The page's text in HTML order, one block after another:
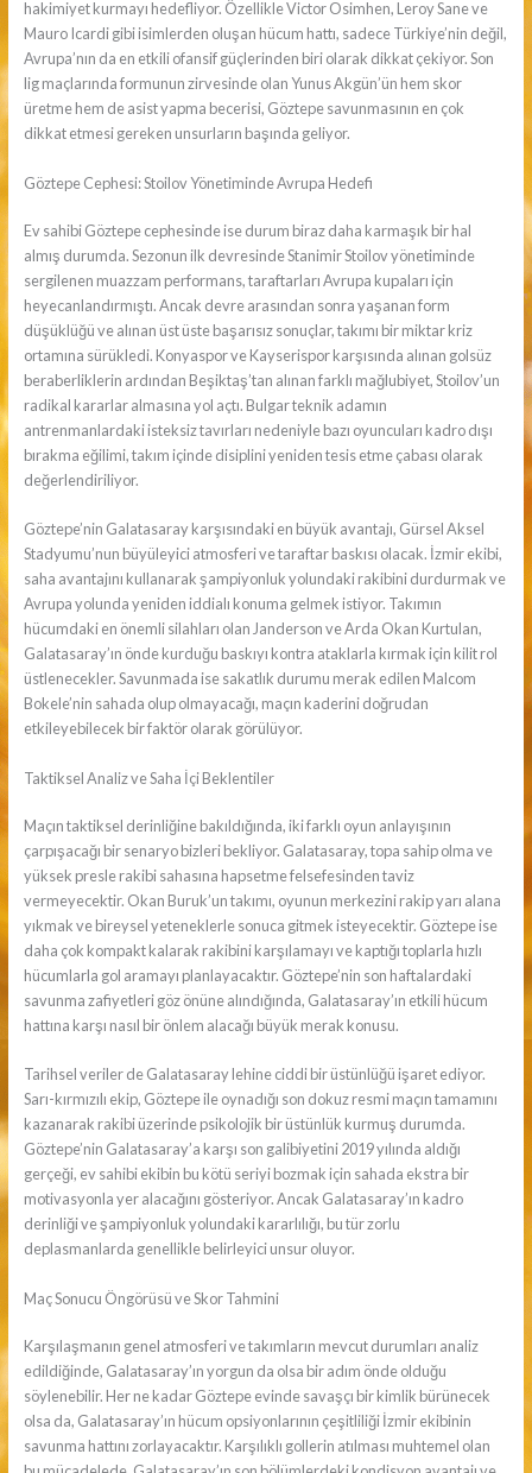
hakimiyet kurmayı hedefliyor. Özellikle Victor Osimhen, Leroy Sane ve
Mauro Icardi gibi isimlerden oluşan hücum hattı, sadece Türkiye’nin değil,
Avrupa’nın da en etkili ofansif güçlerinden biri olarak dikkat çekiyor. Son
lig maçlarında formunun zirvesinde olan Yunus Akgün’ün hem skor
üretme hem de asist yapma becerisi, Göztepe savunmasının en çok
dikkat etmesi gereken unsurların başında geliyor.
Göztepe Cephesi: Stoilov Yönetiminde Avrupa Hedefi
Ev sahibi Göztepe cephesinde ise durum biraz daha karmaşık bir hal
almış durumda. Sezonun ilk devresinde Stanimir Stoilov yönetiminde
sergilenen muazzam performans, taraftarları Avrupa kupaları için
heyecanlandırmıştı. Ancak devre arasından sonra yaşanan form
düşüklüğü ve alınan üst üste başarısız sonuçlar, takımı bir miktar kriz
ortamına sürükledi. Konyaspor ve Kayserispor karşısında alınan golsüz
beraberliklerin ardından Beşiktaş’tan alınan farklı mağlubiyet, Stoilov’un
radikal kararlar almasına yol açtı. Bulgar teknik adamın
antrenmanlardaki isteksiz tavırları nedeniyle bazı oyuncuları kadro dışı
bırakma eğilimi, takım içinde disiplini yeniden tesis etme çabası olarak
değerlendiriliyor.
Göztepe’nin Galatasaray karşısındaki en büyük avantajı, Gürsel Aksel
Stadyumu’nun büyüleyici atmosferi ve taraftar baskısı olacak. İzmir ekibi,
saha avantajını kullanarak şampiyonluk yolundaki rakibini durdurmak ve
Avrupa yolunda yeniden iddialı konuma gelmek istiyor. Takımın
hücumdaki en önemli silahları olan Janderson ve Arda Okan Kurtulan,
Galatasaray’ın önde kurduğu baskıyı kontra ataklarla kırmak için kilit rol
üstlenecekler. Savunmada ise sakatlık durumu merak edilen Malcom
Bokele’nin sahada olup olmayacağı, maçın kaderini doğrudan
etkileyebilecek bir faktör olarak görülüyor.
Taktiksel Analiz ve Saha İçi Beklentiler
Maçın taktiksel derinliğine bakıldığında, iki farklı oyun anlayışının
çarpışacağı bir senaryo bizleri bekliyor. Galatasaray, topa sahip olma ve
yüksek presle rakibi sahasına hapsetme felsefesinden taviz
vermeyecektir. Okan Buruk’un takımı, oyunun merkezini rakip yarı alana
yıkmak ve bireysel yeteneklerle sonuca gitmek isteyecektir. Göztepe ise
daha çok kompakt kalarak rakibini karşılamayı ve kaptığı toplarla hızlı
hücumlarla gol aramayı planlayacaktır. Göztepe’nin son haftalardaki
savunma zafiyetleri göz önüne alındığında, Galatasaray’ın etkili hücum
hattına karşı nasıl bir önlem alacağı büyük merak konusu.
Tarihsel veriler de Galatasaray lehine ciddi bir üstünlüğü işaret ediyor.
Sarı-kırmızılı ekip, Göztepe ile oynadığı son dokuz resmi maçın tamamını
kazanarak rakibi üzerinde psikolojik bir üstünlük kurmuş durumda.
Göztepe’nin Galatasaray’a karşı son galibiyetini 2019 yılında aldığı
gerçeği, ev sahibi ekibin bu kötü seriyi bozmak için sahada ekstra bir
motivasyonla yer alacağını gösteriyor. Ancak Galatasaray’ın kadro
derinliği ve şampiyonluk yolundaki kararlılığı, bu tür zorlu
deplasmanlarda genellikle belirleyici unsur oluyor.
Maç Sonucu Öngörüsü ve Skor Tahmini
Karşılaşmanın genel atmosferi ve takımların mevcut durumları analiz
edildiğinde, Galatasaray’ın yorgun da olsa bir adım önde olduğu
söylenebilir. Her ne kadar Göztepe evinde savaşçı bir kimlik bürünecek
olsa da, Galatasaray’ın hücum opsiyonlarının çeşitliliği İzmir ekibinin
savunma hattını zorlayacaktır. Karşılıklı gollerin atılması muhtemel olan